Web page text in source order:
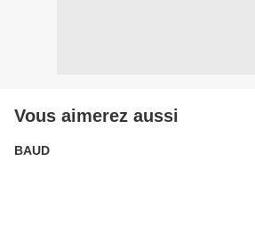
Vous aimerez aussi
BAUD